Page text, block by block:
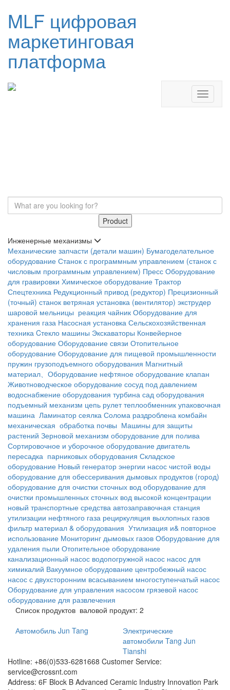
MLF цифровая
маркетинговая
платформа
Product
Инженерные механизмы
Механические запчасти (детали машин) Бумагоделательное
оборудование Станок с программным управлением (станок с
числовым программным управлением) Пресс Оборудование
для гравировки Химическое оборудование Трактор
Спецтехника Редукционный привод (редуктор) Прецизионный
(точный) станок ветряная установка (вентилятор) экструдер
шаровой мельницы реакция чайник Оборудование для
хранения газа Насосная установка Сельскохозяйственная
техника Cтекло машины Экскаваторы Конвейерное
оборудование Оборудование связи Отопительное
оборудование Оборудование для пищевой промышленности
пружин грузоподъемного оборудования Магнитный
материал、Оборудование нефтяное оборудование клапан
Животноводческое оборудование сосуд под давлением
водоснабжение оборудования турбина сад оборудования
подъемный механизм цепь рулет теплообменник упаковочная
машина Ламинатор сеялка Солома раздроблена комбайн
механическая обработка почвы Машины для защиты
растений Зерновой механизм оборудование для полива
Сортировочное и уборочное оборудование двигатель
пересадка парниковых оборудования Складское
оборудование Новый генератор энергии насос чистой воды
оборудование для обессеривания дымовых продуктов (город)
оборудование для очистки сточных вод оборудование для
очистки промышленных сточных вод высокой концентрации
новый транспортные средства автозаправочная станция
утилизации нефтяного газа рециркуляция выхлопных газов
фильтр материал & оборудования Утилизация и& повторное
использование Мониторинг дымовых газов Оборудование для
удаления пыли Отопительное оборудование
канализационный насос водопогружной насос насос для
химикалий Вакуумное оборудование центробежный насос
насос с двухсторонним всасыванием многоступенчатый насос
Оборудование для управления насосом грязевой насос
оборудование для развлечения
Список продуктов валовой продукт: 2
Автомобиль Jun Tang
Электрические
автомобили Tang Jun
Tianshi
Hotline: +86(0)533-6281668 Customer Service:
service@crossnt.com
Address: 6F Block B Advanced Ceramic Industry Innovation Park